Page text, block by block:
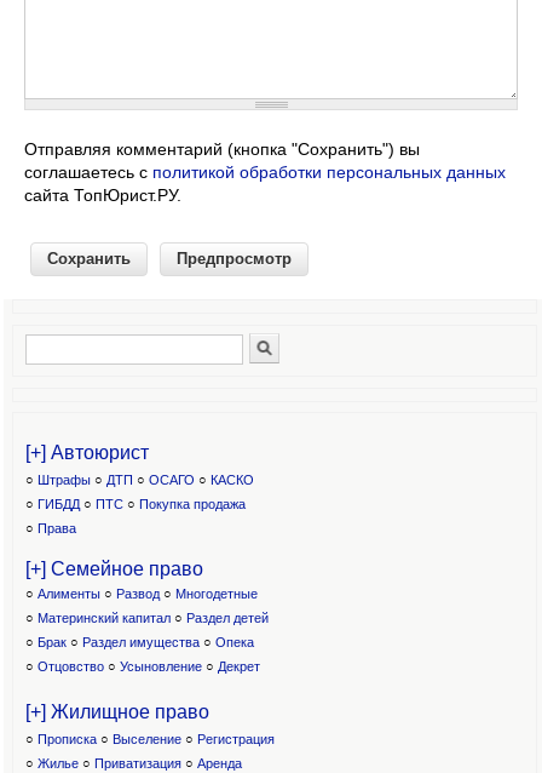
Отправляя комментарий (кнопка "Сохранить") вы
соглашаетесь с политикой обработки персональных данных
сайта ТопЮрист.РУ.
Форма поиска
[+] Автоюрист
○ Штрафы ○ ДТП ○ ОСАГО ○ КАСКО
○ ГИБДД ○ ПТС ○ Покупка продажа
○ Права
[+] Семейное право
○ Алименты ○ Развод ○ Многодетные
○ Материнский капитал○ Раздел детей
○ Брак ○ Раздел имущества ○ Опека
○ Отцовство○ Усыновление ○ Декрет
[+] Жилищное право
○ Прописка ○ Выселение ○ Регистрация
○ Жилье ○ Приватизация ○ Аренда